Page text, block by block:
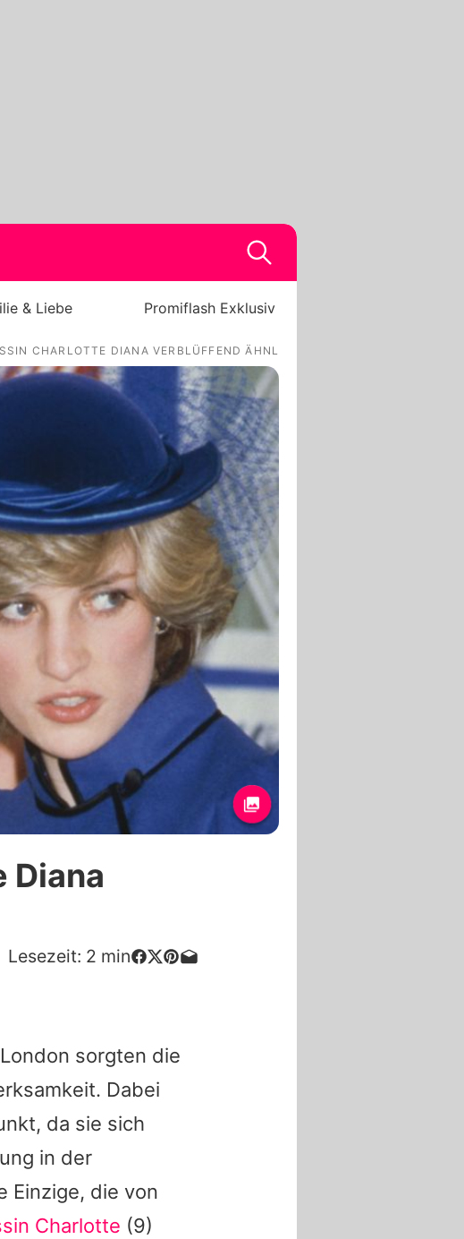
& Liebe Promiflash Exklusiv
CHARLOTTE DIANA VERBLÜFFEND ÄHNLICH!
Diana
Lesezeit: 2 min
sorgten die
Dabei
da sie sich
in der
Einzige, die von
Charlotte (9)